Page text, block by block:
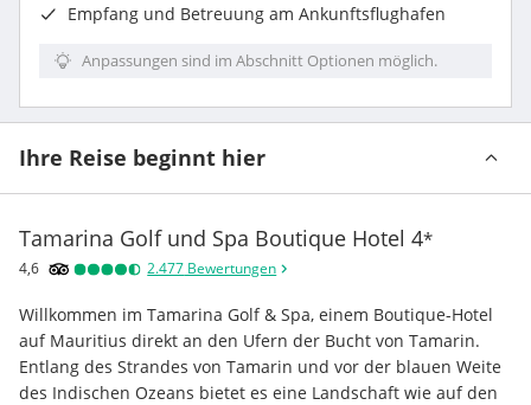
Empfang und Betreuung am Ankunftsflughafen
Anpassungen sind im Abschnitt Optionen möglich.
Ihre Reise beginnt hier
Tamarina Golf und Spa Boutique Hotel 4*
4,6 2.477 Bewertungen
Willkommen im Tamarina Golf & Spa, einem Boutique-Hotel
auf Mauritius direkt an den Ufern der Bucht von Tamarin.
Entlang des Strandes von Tamarin und vor der blauen Weite
des Indischen Ozeans bietet es eine Landschaft wie auf den